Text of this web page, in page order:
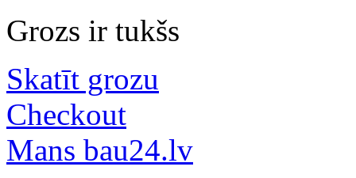
Grozs ir tukšs
Skatīt grozu
Checkout
Mans bau24.lv